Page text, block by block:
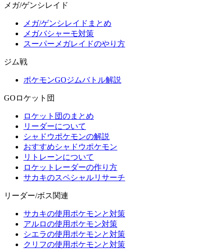
メガ/ゲンシレイド
メガ/ゲンシレイドまとめ
メガバシャーモ対策
スーパーメガレイドのやり方
ジム戦
ポケモンGOジムバトル解説
GOロケット団
ロケット団のまとめ
リーダーについて
シャドウポケモンの解説
おすすめシャドウポケモン
リトレーンについて
ロケットレーダーの作り方
サカキのスペシャルリサーチ
リーダー/ボス関連
サカキの使用ポケモンと対策
アルロの使用ポケモン対策
シエラの使用ポケモンと対策
クリフの使用ポケモンと対策